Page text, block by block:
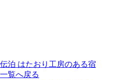
伝泊 はたおり工房のある宿
一覧へ戻る